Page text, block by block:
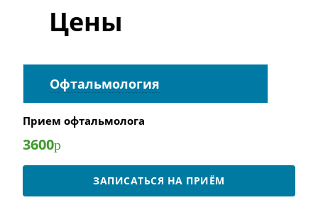
Цены
Офтальмология
Прием офтальмолога
3600р
ЗАПИСАТЬСЯ НА ПРИЁМ